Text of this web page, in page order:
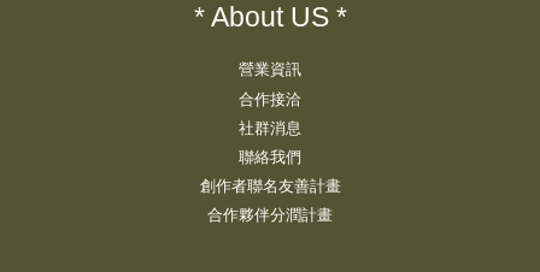
* About US *
營業資訊
合作接洽
社群消息
聯絡我們
創作者聯名友善計畫
合作夥伴分潤計畫